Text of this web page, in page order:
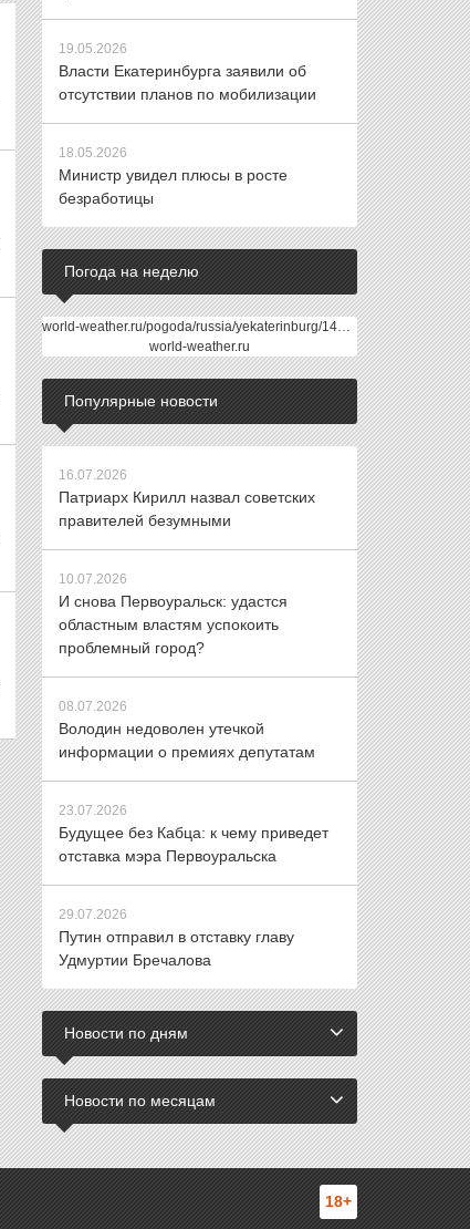
19.05.2026
Власти Екатеринбурга заявили об
отсутствии планов по мобилизации
18.05.2026
Министр увидел плюсы в росте
безработицы
Погода на неделю
world-weather.ru/pogoda/russia/yekaterinburg/14days/
world-weather.ru
Популярные новости
16.07.2026
Патриарх Кирилл назвал советских
правителей безумными
10.07.2026
И снова Первоуральск: удастся
областным властям успокоить
проблемный город?
08.07.2026
Володин недоволен утечкой
информации о премиях депутатам
23.07.2026
Будущее без Кабца: к чему приведет
отставка мэра Первоуральска
29.07.2026
Путин отправил в отставку главу
Удмуртии Бречалова
Новости по дням
Новости по месяцам
18+